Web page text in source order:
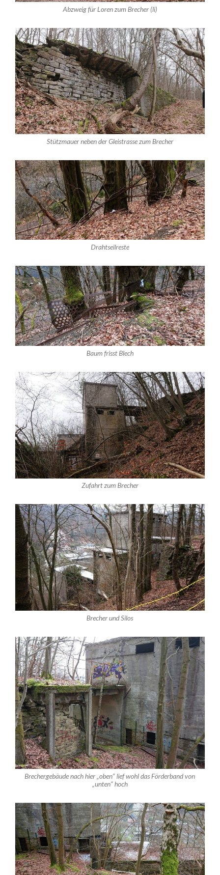
Abzweig für Loren zum Brecher (li)
Stützmauer neben der Gleistrasse zum Brecher
Drahtseilreste
Baum frisst Blech
Zufahrt zum Brecher
Brecher und Silos
Brechergebäude nach hier „oben“ lief wohl das Förderband von
„unten“ hoch